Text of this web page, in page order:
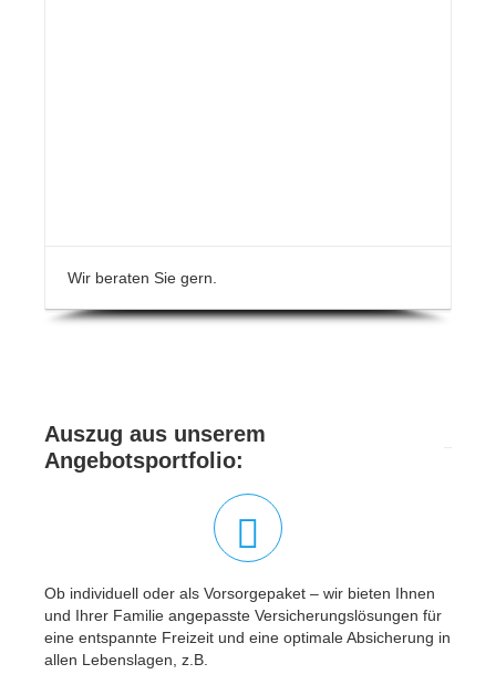
Wir beraten Sie gern.
Auszug aus unserem
Angebotsportfolio:
Ob individuell oder als Vorsorgepaket – wir bieten Ihnen
und Ihrer Familie angepasste Versicherungslösungen für
eine entspannte Freizeit und eine optimale Absicherung in
allen Lebenslagen, z.B.